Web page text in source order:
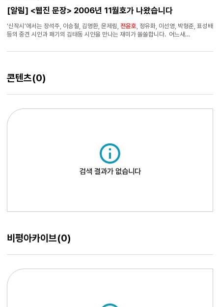
[알림] <웹진 문장> 2006년 11월호가 나왔습니다
‘신작시’에서는 장석주, 이승철, 김명환, 윤제림, 전윤호 , 정유화, 이선영, 박형준, 표성배
등의 중견 시인과 패기의 김태동 시인을 만나는 재미가 쏠쏠합니다. 어느새
결심을 하고 어떤 다짐으로 올해를 시작했는지 지금은 잘 기억나지 않을 때이기도
콘텐츠(0)
검색 결과가 없습니다
비평아카이브(0)